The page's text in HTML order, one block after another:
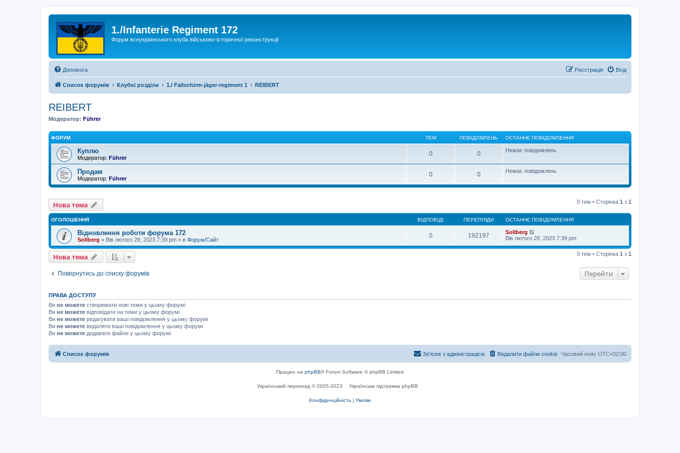
1./Infanterie Regiment 172
Форум всеукраїнського клуба військово-історичної реконструкції
Допомога Вхід
Реєстрація
Список форумів Клубні розділи 1./ Fallschirm-jäger-regiment 1 REIBERT
REIBERT
Модератор: Führer
ФОРУМ ТЕМ ПОВІДОМЛЕНЬ ОСТАННЄ ПОВІДОМЛЕННЯ
Куплю
Модератор: Führer
0 0 Немає повідомлень
Продам
Модератор: Führer
0 0 Немає повідомлень
Нова тема 0 тем • Сторінка 1 з 1
ОГОЛОШЕННЯ ВІДПОВІДІ ПЕРЕГЛЯДИ ОСТАННЄ ПОВІДОМЛЕННЯ
Відновлення роботи форума 172
Sollberg » Вів лютого 28, 2023 7:39 pm » в Форум/Сайт
0 192197
Sollberg
Вів лютого 28, 2023 7:39 pm
Нова тема 0 тем • Сторінка 1 з 1
Повернутись до списку форумів Перейти
ПРАВА ДОСТУПУ
Ви не можете створювати нові теми у цьому форумі
Ви не можете відповідати на теми у цьому форумі
Ви не можете редагувати ваші повідомлення у цьому форумі
Ви не можете видаляти ваші повідомлення у цьому форумі
Ви не можете додавати файли у цьому форумі
Список форумів Часовий пояс UTC+02:00
Видалити файли cookie
Зв'язок з адміністрацією
Працює на phpBB® Forum Software © phpBB Limited
Український переклад © 2005-2023 Українська підтримка phpBB
Конфіденційність | Умови